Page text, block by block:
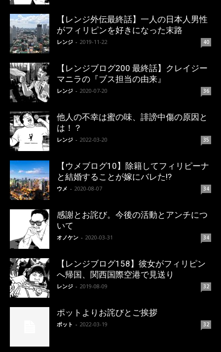
【レンジ外伝最終話】一人の日本人男性
がフィリピンを好きになった末路
レンジ - 2019-11-22 40
【レンジブログ200 最終話】クレイジー
マニラの『ブス担当の由来』
レンジ - 2020-07-20 36
他人の不幸は蜜の味、誹謗中傷の原因と
は！？
レンジ - 2022-03-20 35
【ウメブログ10】除籍してフィリピーナ
と結婚することが嫁にバレた!?
ウメ - 2020-08-07 34
感謝とお詫び。今後の活動とアンチにつ
いて
オノケン - 2020-03-31 34
【レンジブログ158】彼女がフィリピン
へ帰国、関西国際空港で見送り
レンジ - 2019-08-09 32
ポットよりお詫びとご挨拶
ポット - 2022-03-19 32